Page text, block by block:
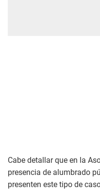
Cabe detallar que en la
presencia de alumbrado
presenten este tipo de